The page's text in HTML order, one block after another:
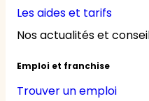
Les aides et tarifs
Nos actualités et
Emploi et franchise
Trouver un emploi